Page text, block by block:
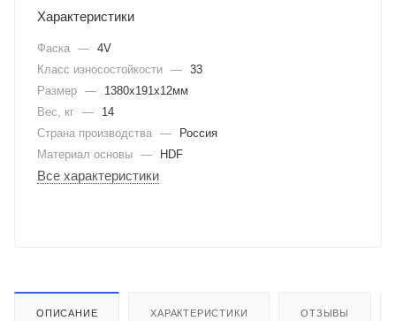
Характеристики
Фаска — 4V
Класс износостойкости — 33
Размер —
1380x191x12мм
Вес, кг —
14
Страна производства —
Россия
Материал основы — HDF
Все характеристики
ОПИСАНИЕ ХАРАКТЕРИСТИКИ ОТЗЫВЫ